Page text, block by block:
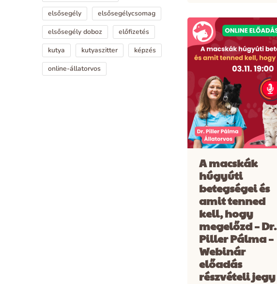
A macskák
húgyúti
betegségei és
amit tenned
kell, hogy
megelőzd – Dr.
Piller Pálma –
Webinár
előadás
részvételi jegy
elsősegély
elsősegélycsomag
elsősegély doboz
előfizetés
kutya
kutyaszitter
képzés
online-állatorvos